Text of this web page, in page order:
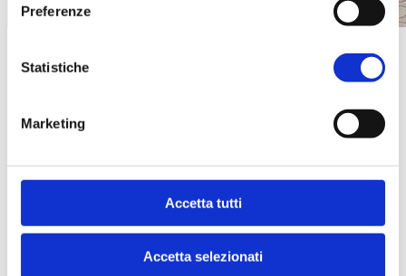
Preferenze
Statistiche
Marketing
Accetta tutti
Accetta selezionati
Gli Appartamenti Girasole offrono un’accoglienza radiosa con vista
sulla spiaggia di sabbia di Lacona e sono pensati soprattutto per chi
indipendenti e funzionali, sono soleggiati tutto il giorno e progettati
per garantirti una vacanza all’Isola d’Elba che unisca il relax della
spiaggia di sabbia bianca di Lacona e l’energia outdoor.
La maggior parte degli appartamenti può ospitare fino a quattro
persone, rendendoli ideali per genitori con bambini che cercano